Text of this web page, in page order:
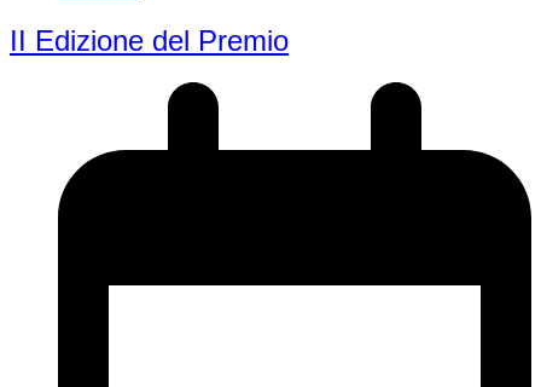
II Edizione del Premio